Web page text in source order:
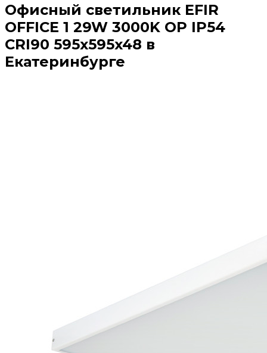
Офисный светильник EFIR
OFFICE 1 29W 3000K OP IP54
CRI90 595x595x48 в
Екатеринбурге